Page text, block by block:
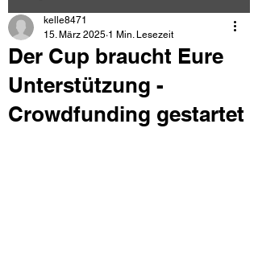
Der Cup braucht Eure
Unterstützung -
Crowdfunding gestartet
kelle8471
15. März 2025 1 Min. Lesezeit